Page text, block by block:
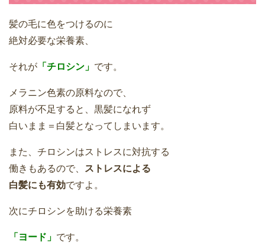
髪の毛に色をつけるのに
絶対必要な栄養素、
それが 「チロシン」 です。
メラニン色素の原料なので、
原料が不足すると、黒髪になれず
白いまま＝白髪となってしまいます。
また、チロシンはストレスに対抗する
働きもあるので、 ストレスによる
白髪にも有効ですよ。
次にチロシンを助ける栄養素
「ヨード」 です。